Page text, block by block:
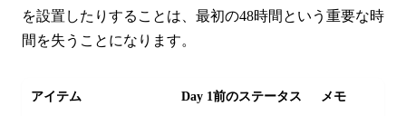
を設置したりすることは、最初の48時間という重要な時
間を失うことになります。
アイテム Day 1前のステータス メモ